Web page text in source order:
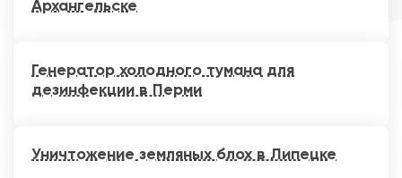
Архангельске
Генератор холодного тумана для
дезинфекции в Перми
Уничтожение земляных блох в Липецке